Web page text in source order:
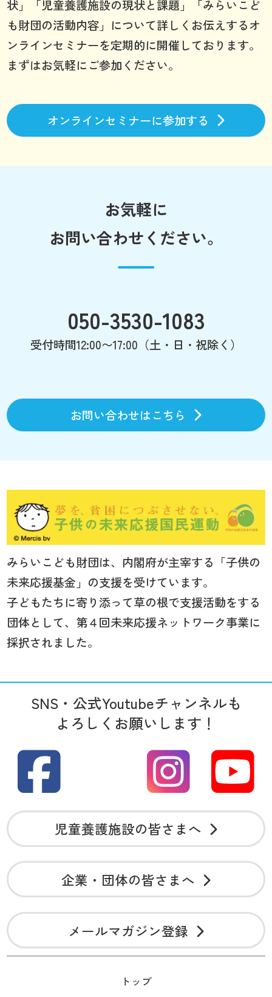
状」「児童養護施設の現状と課題」「みらいこど
も財団の活動内容」について詳しくお伝えするオ
ンラインセミナーを定期的に開催しております。
まずはお気軽にご参加ください。
オンラインセミナーに参加する
お気軽に
お問い合わせください。
050-3530-1083
受付時間12:00〜17:00（土・日・祝除く）
お問い合わせはこちら
みらいこども財団は、内閣府が主宰する「子供の
未来応援基金」の支援を受けています。
子どもたちに寄り添って草の根で支援活動をする
団体として、第４回未来応援ネットワーク事業に
採択されました。
SNS・公式Youtubeチャンネルも
よろしくお願いします！
児童養護施設の皆さまへ
企業・団体の皆さまへ
メールマガジン登録
トップ